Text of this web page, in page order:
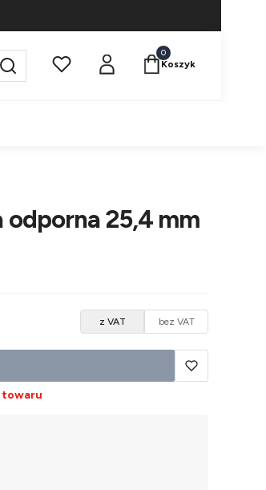
Szukaj
Produkty w koszyku:
Koszyk
25,4 mm
z VAT bez VAT
towaru